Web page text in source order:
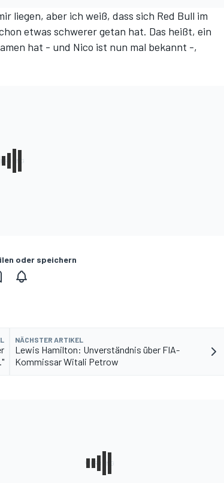
liegen, aber ich weiß, dass sich Red Bull im
etwas schwerer getan hat. Das heißt, ein
hat - und Nico ist nun mal bekannt -,
oder speichern
NÄCHSTER ARTIKEL
Lewis Hamilton: Unverständnis über FIA-
Kommissar Witali Petrow